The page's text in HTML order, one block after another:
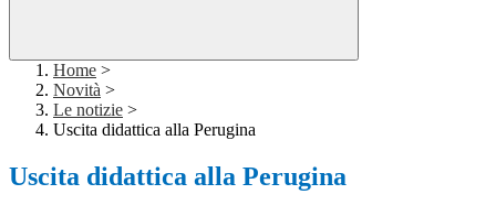
Home >
Novità >
Le notizie >
Uscita didattica alla Perugina
Uscita didattica alla Perugina